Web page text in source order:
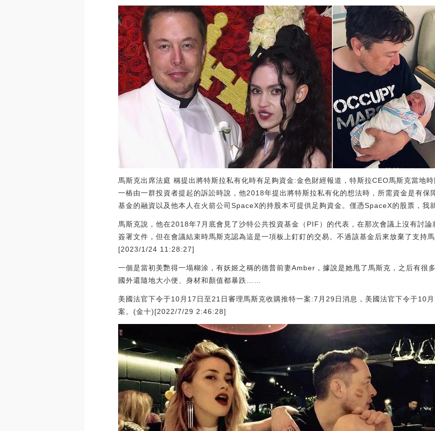
馬斯克出席法庭 稱提出將特斯拉私有化時有足夠資金:金色財經報道，特斯拉CEO馬斯克當地
一樁由一群投資者提起的訴訟時說，他2018年提出將特斯拉私有化的想法時，所需資金是有保
基金的融資以及他本人在火箭公司SpaceX的持股本可提供足夠資金。僅憑SpaceX的股票，我
馬斯克說，他在2018年7月底會見了沙特公共投資基金（PIF）的代表，在那次會議上沒有討
簽署文件，但在會議結束時馬斯克認為這是一項板上釘釘的交易。不過該基金后來放棄了支持
[2023/1/24 11:28:27]
一個是當初美艷得一塌糊涂，有妖姬之稱的德普前妻Amber，據說是她甩了馬斯克，之后有很
國外還隨地大小便、身材和顏值都暴跌……
美國法官下令于10月17日至21日審理馬斯克收購推特一案:7月29日消息，美國法官下令于10
案。(金十)[2022/7/29 2:46:28]